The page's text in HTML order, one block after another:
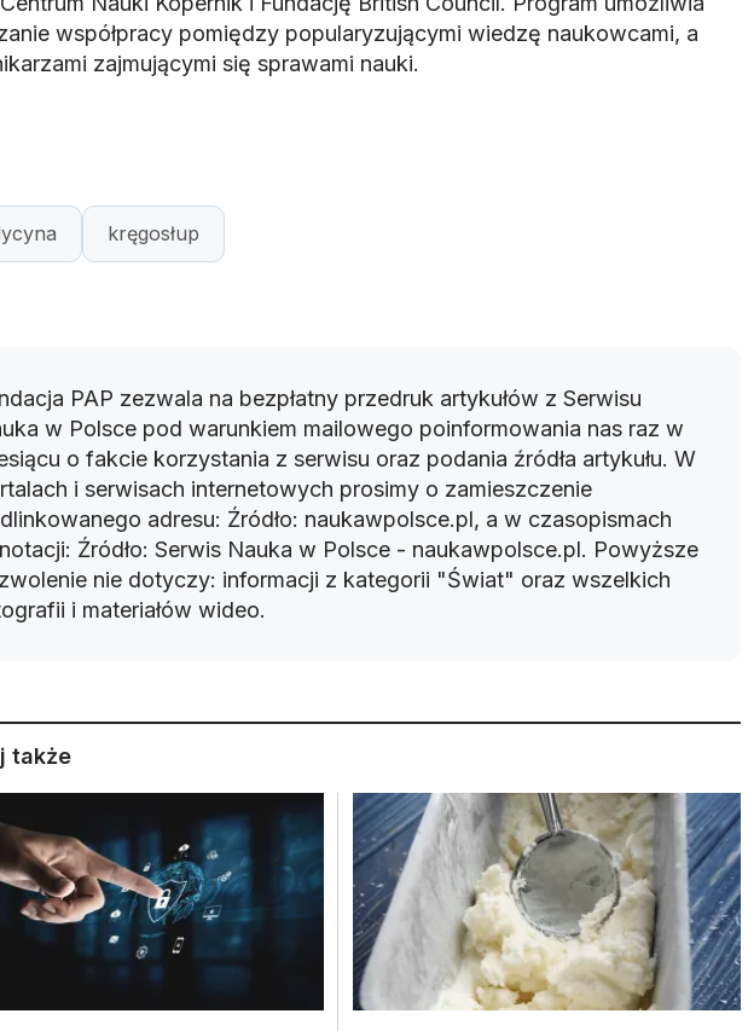
współpracy pomiędzy popularyzującymi wiedzę naukowcami, a
zajmującymi się sprawami nauki.
kręgosłup
PAP zezwala na bezpłatny przedruk artykułów z Serwisu
w Polsce pod warunkiem mailowego poinformowania nas raz w
o fakcie korzystania z serwisu oraz podania źródła artykułu. W
i serwisach internetowych prosimy o zamieszczenie
adresu: Źródło: naukawpolsce.pl, a w czasopismach
Źródło: Serwis Nauka w Polsce - naukawpolsce.pl. Powyższe
nie dotyczy: informacji z kategorii "Świat" oraz wszelkich
i materiałów wideo.
także